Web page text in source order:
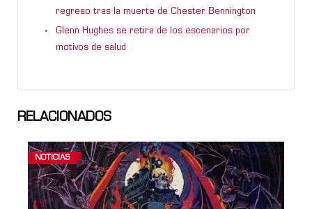
regreso tras la muerte de Chester Bennington
Glenn Hughes se retira de los escenarios por
motivos de salud
RELACIONADOS
NOTICIAS